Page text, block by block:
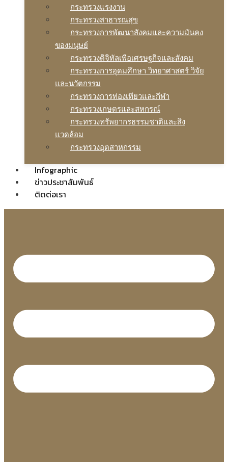
กระทรวงแรงงาน
กระทรวงสาธารณสุข
กระทรวงการพัฒนาสังคมและความมันคง
ของมนุษย์
กระทรวงดิจิทัลเพือเศรษฐกิจและสังคม
กระทรวงการอุดมศึกษา วิทยาศาสตร์ วิจัย
และนวัตกรรม
กระทรวงการท่องเทียวและกีฬา
กระทรวงเกษตรและสหกรณ์
กระทรวงทรัพยากรธรรมชาติและสิง
แวดล้อม
กระทรวงอุตสาหกรรม
Infographic
ข่าวประชาสัมพันธ์
ติดต่อเรา